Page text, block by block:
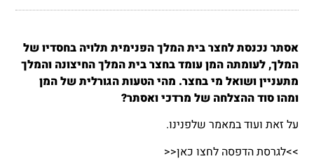
אסתר נכנסת לחצר בית המלך הפנימית תלויה בחסדיו של
המלך, לעומתה המן עומד בחצר בית המלך החיצונה והמלך
מתעניין ושואל מי בחצר. מהי הטעות הגורלית של המן
ומהו סוד ההצלחה של מרדכי ואסתר?
על זאת ועוד במאמר שלפנינו.
>>לגרסת הדפסה לחצו כאן<<